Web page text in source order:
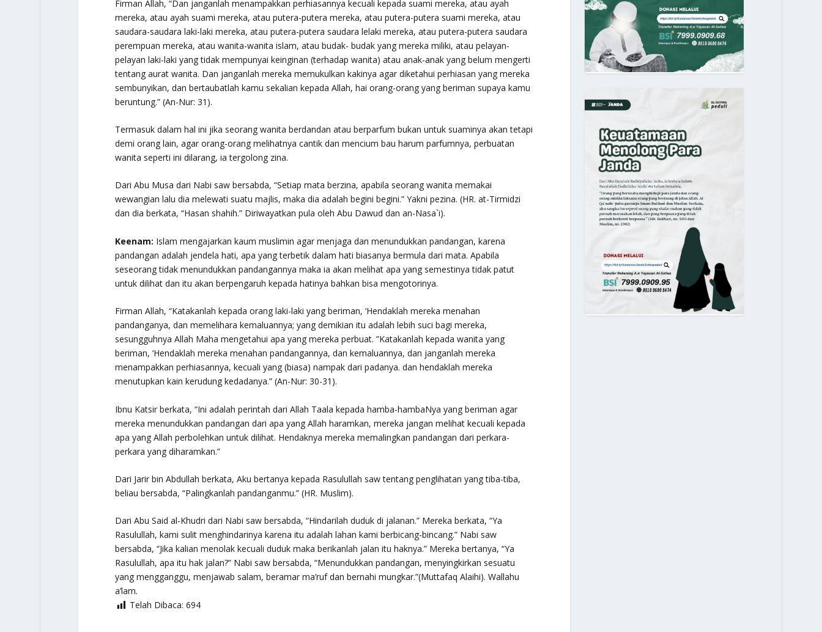
Firman Allah, “Dan janganlah menampakkan perhiasannya kecuali kepada suami mereka, atau ayah
mereka, atau ayah suami mereka, atau putera-putera mereka, atau putera-putera suami mereka, atau
saudara-saudara laki-laki mereka, atau putera-putera saudara lelaki mereka, atau putera-putera saudara
perempuan mereka, atau wanita-wanita islam, atau budak- budak yang mereka miliki, atau pelayan-
pelayan laki-laki yang tidak mempunyai keinginan (terhadap wanita) atau anak-anak yang belum mengerti
tentang aurat wanita. Dan janganlah mereka memukulkan kakinya agar diketahui perhiasan yang mereka
sembunyikan, dan bertaubatlah kamu sekalian kepada Allah, hai orang-orang yang beriman supaya kamu
beruntung.” (An-Nur: 31).
Termasuk dalam hal ini jika seorang wanita berdandan atau berparfum bukan untuk suaminya akan tetapi
demi orang lain, agar orang-orang melihatnya cantik dan mencium bau harum parfumnya, perbuatan
wanita seperti ini dilarang, ia tergolong zina.
Dari Abu Musa dari Nabi saw bersabda, “Setiap mata berzina, apabila seorang wanita memakai
wewangian lalu dia melewati suatu majlis, maka dia adalah begini begini.” Yakni pezina. (HR. at-Tirmidzi
dan dia berkata, “Hasan shahih.” Diriwayatkan pula oleh Abu Dawud dan an-Nasa`i).
Keenam: Islam mengajarkan kaum muslimin agar menjaga dan menundukkan pandangan, karena
pandangan adalah jendela hati, apa yang terbetik dalam hati biasanya bermula dari mata. Apabila
seseorang tidak menundukkan pandangannya maka ia akan melihat apa yang semestinya tidak patut
untuk dilihat dan itu akan berpengaruh kepada hatinya bahkan bisa mengotorinya.
Firman Allah, “Katakanlah kepada orang laki-laki yang beriman, ‘Hendaklah mereka menahan
pandanganya, dan memelihara kemaluannya; yang demikian itu adalah lebih suci bagi mereka,
sesungguhnya Allah Maha mengetahui apa yang mereka perbuat. ”Katakanlah kepada wanita yang
beriman, ‘Hendaklah mereka menahan pandangannya, dan kemaluannya, dan janganlah mereka
menampakkan perhiasannya, kecuali yang (biasa) nampak dari padanya. dan hendaklah mereka
menutupkan kain kerudung kedadanya.” (An-Nur: 30-31).
Ibnu Katsir berkata, “Ini adalah perintah dari Allah Taala kepada hamba-hambaNya yang beriman agar
mereka menundukkan pandangan dari apa yang Allah haramkan, mereka jangan melihat kecuali kepada
apa yang Allah perbolehkan untuk dilihat. Hendaknya mereka memalingkan pandangan dari perkara-
perkara yang diharamkan.”
Dari Jarir bin Abdullah berkata, Aku bertanya kepada Rasulullah saw tentang penglihatan yang tiba-tiba,
beliau bersabda, “Palingkanlah pandanganmu.” (HR. Muslim).
Dari Abu Said al-Khudri dari Nabi saw bersabda, “Hindarilah duduk di jalanan.” Mereka berkata, “Ya
Rasulullah, kami sulit menghindarinya karena itu adalah lahan kami berbicang-bincang.” Nabi saw
bersabda, “Jika kalian menolak kecuali duduk maka berikanlah jalan itu haknya.” Mereka bertanya, “Ya
Rasulullah, apa itu hak jalan?” Nabi saw bersabda, “Menundukkan pandangan, menyingkirkan sesuatu
yang mengganggu, menjawab salam, beramar ma’ruf dan bernahi mungkar.”(Muttafaq Alaihi). Wallahu
a’lam.
Telah Dibaca: 694